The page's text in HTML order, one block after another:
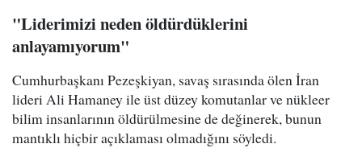
"Liderimizi neden öldürdüklerini
anlayamıyorum"
Cumhurbaşkanı Pezeşkiyan, savaş sırasında ölen İran
lideri Ali Hamaney ile üst düzey komutanlar ve nükleer
bilim insanlarının öldürülmesine de değinerek, bunun
mantıklı hiçbir açıklaması olmadığını söyledi.